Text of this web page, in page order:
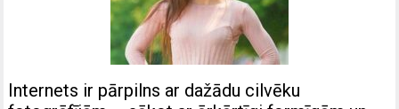
Internets ir pārpilns ar dažādu cilvēku